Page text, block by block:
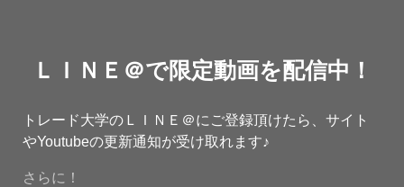
ＬＩＮＥ＠で限定動画を配信中！
トレード大学のＬＩＮＥ＠にご登録頂けたら、サイト
やYoutubeの更新通知が受け取れます♪
さらに！